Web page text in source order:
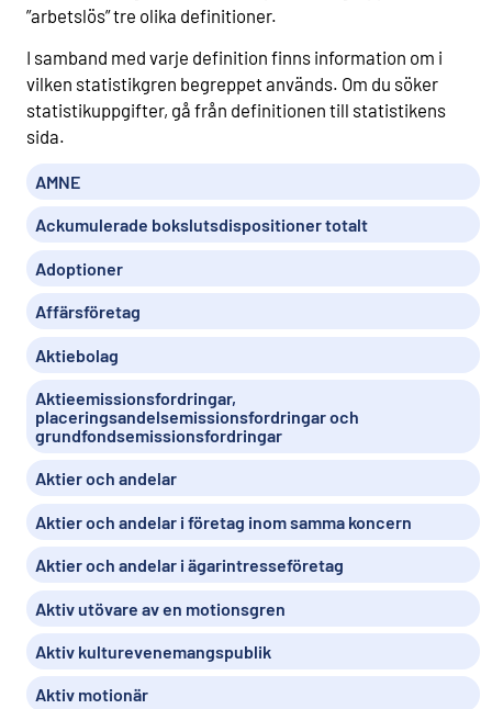
”arbetslös” tre olika definitioner.
I samband med varje definition finns information om i
vilken statistikgren begreppet används. Om du söker
statistikuppgifter, gå från definitionen till statistikens
sida.
AMNE
Ackumulerade bokslutsdispositioner totalt
Adoptioner
Affärsföretag
Aktiebolag
Aktieemissionsfordringar,
placeringsandelsemissionsfordringar och
grundfondsemissionsfordringar
Aktier och andelar
Aktier och andelar i företag inom samma koncern
Aktier och andelar i ägarintresseföretag
Aktiv utövare av en motionsgren
Aktiv kulturevenemangspublik
Aktiv motionär